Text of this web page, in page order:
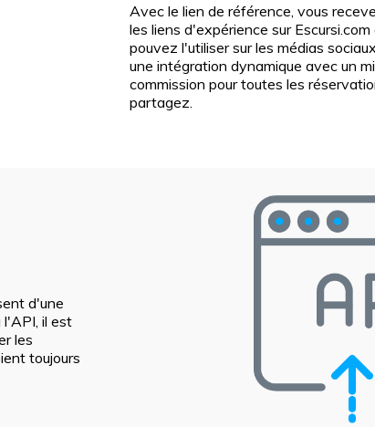
Avec le lien de référence, vous
les liens d'expérience sur
pouvez l'utiliser sur les médias
une intégration dynamique avec un
commission pour toutes les
partagez.
d'une
l'API, il est
les
toujours